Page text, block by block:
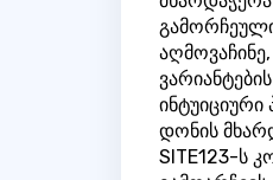
აღმოვაჩინე,
დონის
SITE123-ს